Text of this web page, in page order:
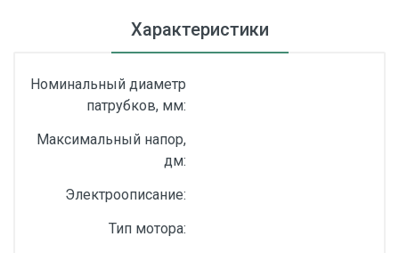
Характеристики
Номинальный диаметр
патрубков, мм:
Максимальный напор,
дм:
Электроописание:
Тип мотора: